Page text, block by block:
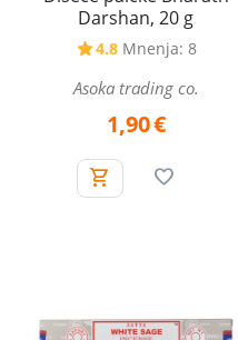
Darshan, 20 g
4.8 Mnenja: 8
Asoka trading co.
1,90€